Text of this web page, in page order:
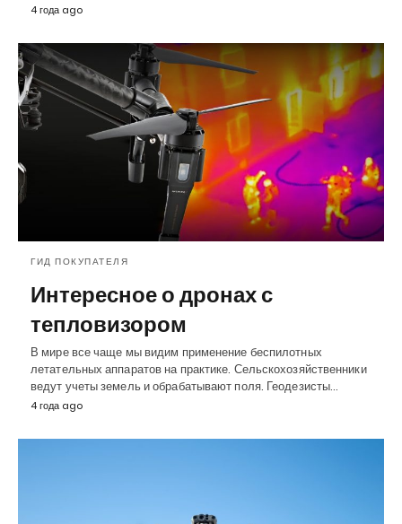
4 года ago
ГИД ПОКУПАТЕЛЯ
Интересное о дронах с
тепловизором
В мире все чаще мы видим применение беспилотных
летательных аппаратов на практике. Сельскохозяйственники
ведут учеты земель и обрабатывают поля. Геодезисты…
4 года ago